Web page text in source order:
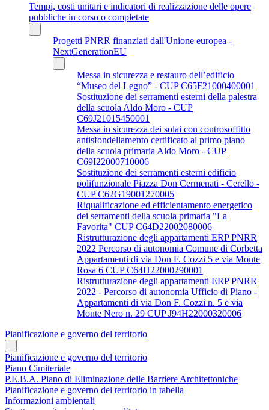
Tempi, costi unitari e indicatori di realizzazione delle opere
pubbliche in corso o completate
Progetti PNRR finanziati dall'Unione europea -
NextGenerationEU
Messa in sicurezza e restauro dell’edificio
“Museo del Legno” - CUP C65F21000400001
Sostituzione dei serramenti esterni della palestra
della scuola Aldo Moro - CUP
C69J21015450001
Messa in sicurezza dei solai con controsoffitto
antisfondellamento certificato al primo piano
della scuola primaria Aldo Moro - CUP
C69I22000710006
Sostituzione dei serramenti esterni edificio
polifunzionale Piazza Don Cermenati - Cerello -
CUP C62G19001270005
Riqualificazione ed efficientamento energetico
dei serramenti della scuola primaria "La
Favorita" CUP C64D22002080006
Ristrutturazione degli appartamenti ERP PNRR
2022 Percorso di autonomia Comune di Corbetta
Appartamenti di via Don F. Cozzi 5 e via Monte
Rosa 6 CUP C64H22000290001
Ristrutturazione degli appartamenti ERP PNRR
2022 - Percorso di autonomia Ufficio di Piano -
Appartamenti di via Don F. Cozzi n. 5 e via
Monte Nero n. 29 CUP J94H22000320006
Pianificazione e governo del territorio
Pianificazione e governo del territorio
Piano Cimiteriale
P.E.B.A. Piano di Eliminazione delle Barriere Architettoniche
Pianificazione e governo del territorio in tabella
Informazioni ambientali